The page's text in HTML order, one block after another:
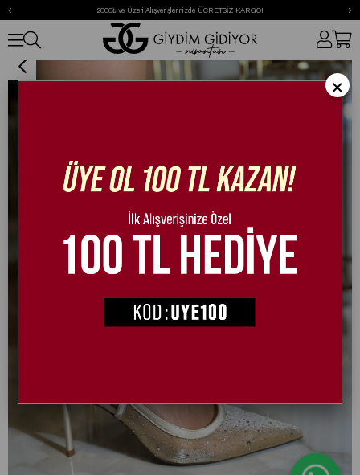
2000₺ ve Üzeri Alışverişlerinizde ÜCRETSİZ KARGO!
‹ ›
Sanbana Kristal Taşlı İnce Topuk Stiletto Gold
×